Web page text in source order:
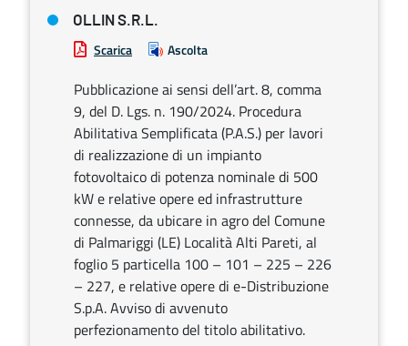
OLLIN S.R.L.
Scarica Ascolta
Pubblicazione ai sensi dell’art. 8, comma
9, del D. Lgs. n. 190/2024. Procedura
Abilitativa Semplificata (P.A.S.) per lavori
di realizzazione di un impianto
fotovoltaico di potenza nominale di 500
kW e relative opere ed infrastrutture
connesse, da ubicare in agro del Comune
di Palmariggi (LE) Località Alti Pareti, al
foglio 5 particella 100 – 101 – 225 – 226
– 227, e relative opere di e-Distribuzione
S.p.A. Avviso di avvenuto
perfezionamento del titolo abilitativo.